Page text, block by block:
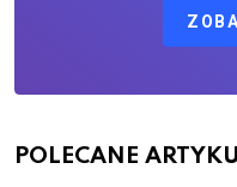
POLECANE